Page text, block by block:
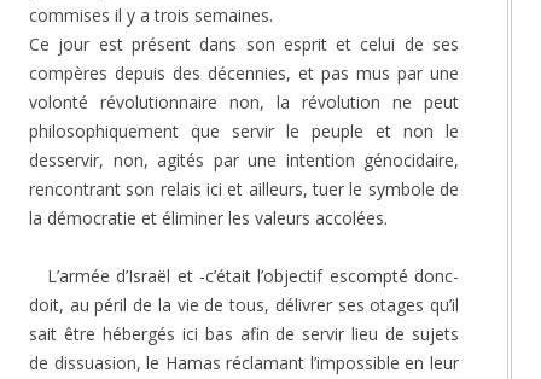
commises il y a trois semaines.
Ce jour est présent dans son esprit et celui de ses
compères depuis des décennies, et pas mus par une
volonté révolutionnaire non, la révolution ne peut
philosophiquement que servir le peuple et non le
desservir, non, agités par une intention génocidaire,
rencontrant son relais ici et ailleurs, tuer le symbole de
la démocratie et éliminer les valeurs accolées.
L’armée d’Israël et -c’était l’objectif escompté donc-
doit, au péril de la vie de tous, délivrer ses otages qu’il
sait être hébergés ici bas afin de servir lieu de sujets
de dissuasion, le Hamas réclamant l’impossible en leur